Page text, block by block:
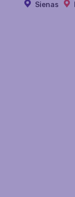
Sienas